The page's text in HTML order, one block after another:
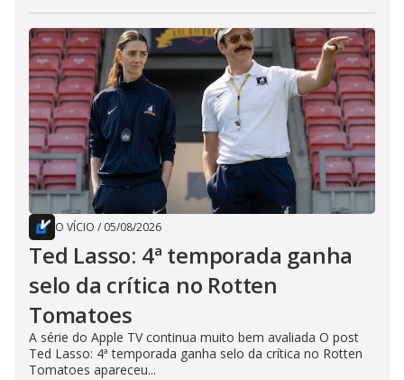
O VÍCIO / 05/08/2026
Ted Lasso: 4ª temporada ganha
selo da crítica no Rotten
Tomatoes
A série do Apple TV continua muito bem avaliada O post
Ted Lasso: 4ª temporada ganha selo da crítica no Rotten
Tomatoes apareceu...